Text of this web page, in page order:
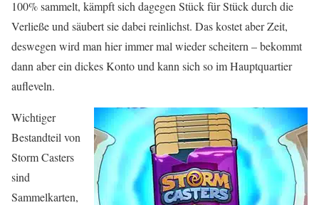
100% sammelt, kämpft sich dagegen Stück für Stück durch die
Verließe und säubert sie dabei reinlichst. Das kostet aber Zeit,
deswegen wird man hier immer mal wieder scheitern – bekommt
dann aber ein dickes Konto und kann sich so im Hauptquartier
aufleveln.
Wichtiger
Bestandteil von
Storm Casters
sind
Sammelkarten,